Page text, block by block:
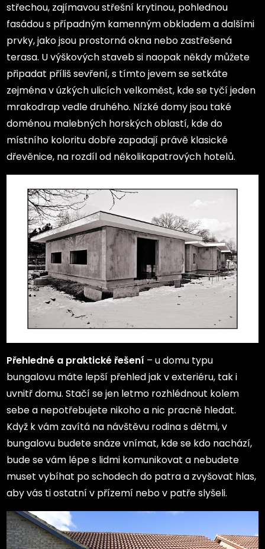
střechou, zajímavou střešní krytinou, pohlednou
fasádou s případným kamenným obkladem a dalšími
prvky, jako jsou prostorná okna nebo zastřešená
terasa. U výškových staveb si naopak někdy můžete
připadat příliš sevření, s tímto jevem se setkáte
zejména v úzkých ulicích velkoměst, kde se tyčí jeden
mrakodrap vedle druhého. Nízké domy jsou také
doménou malebných horských oblastí, kde do
místního koloritu dobře zapadají právě klasické
dřevěnice, na rozdíl od několikapatrových hotelů.
Přehledné a praktické řešení – u domu typu
bungalovu máte lepší přehled jak v exteriéru, tak i
uvnitř domu. Stačí se jen letmo rozhlédnout kolem
sebe a nepotřebujete nikoho a nic pracně hledat.
Když k vám zavítá na návštěvu rodina s dětmi, v
bungalovu budete snáze vnímat, kde se kdo nachází,
bude se vám lépe s lidmi komunikovat a nebudete
muset vybíhat po schodech do patra a zvyšovat hlas,
aby vás ti ostatní v přízemí nebo v patře slyšeli.